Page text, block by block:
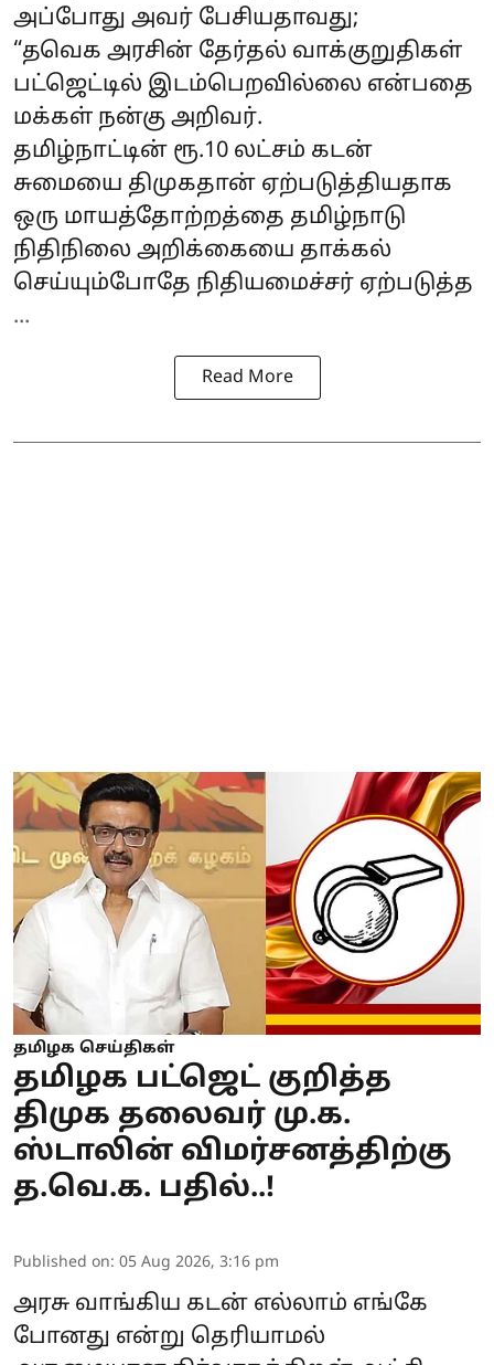
அப்போது அவர் பேசியதாவது;
“தவெக அரசின் தேர்தல் வாக்குறுதிகள்
பட்ஜெட்டில் இடம்பெறவில்லை என்பதை
மக்கள் நன்கு அறிவர்.
தமிழ்நாட்டின் ரூ.10 லட்சம் கடன்
சுமையை திமுகதான் ஏற்படுத்தியதாக
ஒரு மாயத்தோற்றத்தை தமிழ்நாடு
நிதிநிலை அறிக்கையை தாக்கல்
செய்யும்போதே நிதியமைச்சர் ஏற்படுத்த
...
Read More
தமிழக செய்திகள்
தமிழக பட்ஜெட் குறித்த
திமுக தலைவர் மு.க.
ஸ்டாலின் விமர்சனத்திற்கு
த.வெ.க. பதில்..!
Published on: 05 Aug 2026, 3:16 pm
அரசு வாங்கிய கடன் எல்லாம் எங்கே
போனது என்று தெரியாமல்